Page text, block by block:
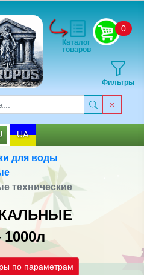
0
Фильтры
Каталог
товаров
UA
для воды
технические
по параметрам